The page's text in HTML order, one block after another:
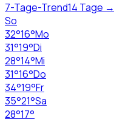
7-Tage-Trend14 Tage →
So
32°16°Mo
31°19°Di
28°14°Mi
31°16°Do
34°19°Fr
35°21°Sa
28°17°